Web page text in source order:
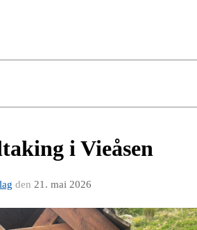
i Vieåsen
den 21. mai 2026